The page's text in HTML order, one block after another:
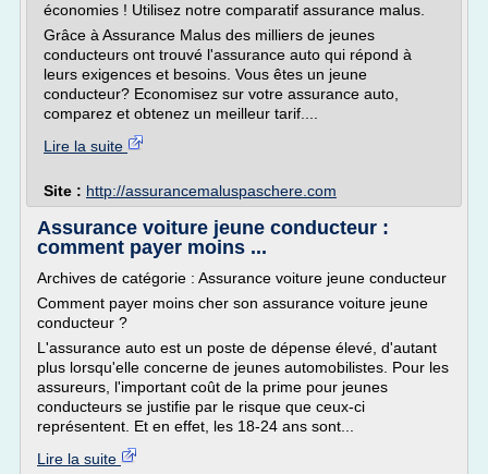
économies ! Utilisez notre comparatif assurance malus.
Grâce à Assurance Malus des milliers de jeunes
conducteurs ont trouvé l'assurance auto qui répond à
leurs exigences et besoins. Vous êtes un jeune
conducteur? Economisez sur votre assurance auto,
comparez et obtenez un meilleur tarif....
Lire la suite
Site : http://assurancemaluspaschere.com
Assurance voiture jeune conducteur :
comment payer moins ...
Archives de catégorie : Assurance voiture jeune conducteur
Comment payer moins cher son assurance voiture jeune
conducteur ?
L'assurance auto est un poste de dépense élevé, d'autant
plus lorsqu'elle concerne de jeunes automobilistes. Pour les
assureurs, l'important coût de la prime pour jeunes
conducteurs se justifie par le risque que ceux-ci
représentent. Et en effet, les 18-24 ans sont...
Lire la suite